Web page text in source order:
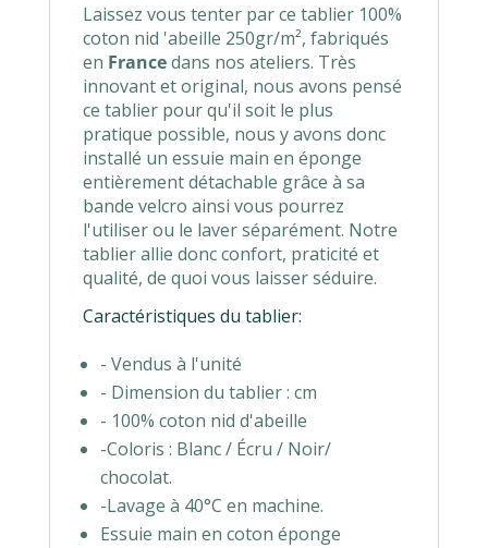
Laissez vous tenter par ce tablier 100%
coton nid 'abeille 250gr/m², fabriqués
en Francedans nos ateliers. Très
innovant et original, nous avons pensé
ce tablier pour qu'il soit le plus
pratique possible, nous y avons donc
installé un essuie main en éponge
entièrement détachable grâce à sa
bande velcro ainsi vous pourrez
l'utiliser ou le laver séparément. Notre
tablier allie donc confort, praticité et
qualité, de quoi vous laisser séduire.
Caractéristiques du tablier:
- Vendus à l'unité
- Dimension du tablier : cm
- 100% coton nid d'abeille
-Coloris : Blanc / Écru / Noir/
chocolat.
-Lavage à 40°C en machine.
Essuie main en coton éponge